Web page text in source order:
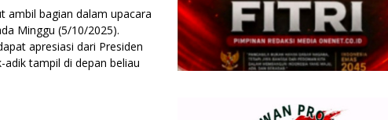
ambil bagian dalam upacara
Minggu (5/10/2025).
apresiasi dari Presiden
adik tampil di depan beliau